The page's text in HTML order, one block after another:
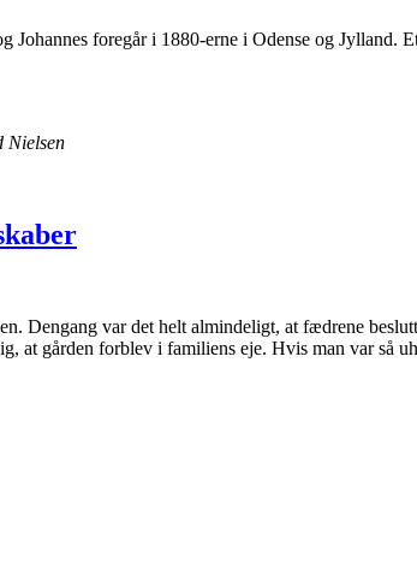
Johannes foregår i 1880-erne i Odense og
Nielsen
Dengang var det helt almindeligt, at fædrene
at gården forblev i familiens eje. Hvis man var så